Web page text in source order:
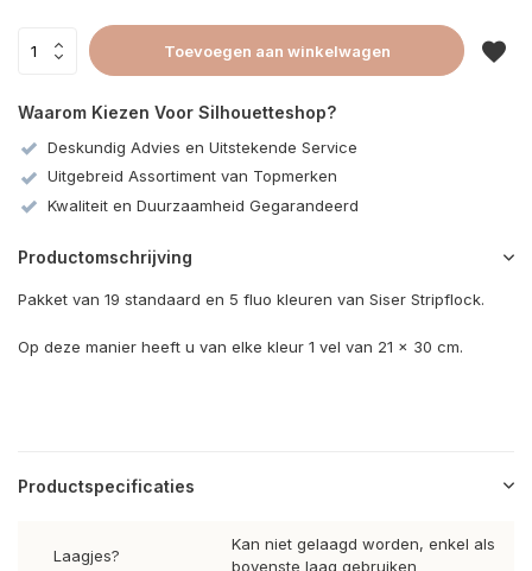
Toevoegen aan winkelwagen
Waarom Kiezen Voor Silhouetteshop?
Deskundig Advies en Uitstekende Service
Uitgebreid Assortiment van Topmerken
Kwaliteit en Duurzaamheid Gegarandeerd
Productomschrijving
Pakket van 19 standaard en 5 fluo kleuren van Siser Stripflock.
Op deze manier heeft u van elke kleur 1 vel van 21 x 30 cm.
Productspecificaties
Laagjes?
Kan niet gelaagd worden, enkel als
bovenste laag gebruiken